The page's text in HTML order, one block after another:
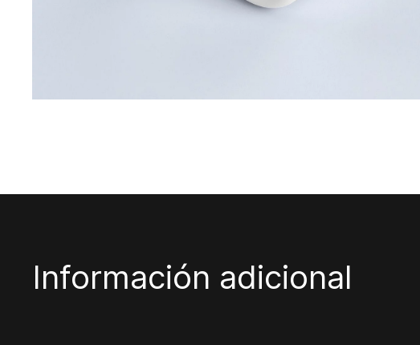
Información adicional